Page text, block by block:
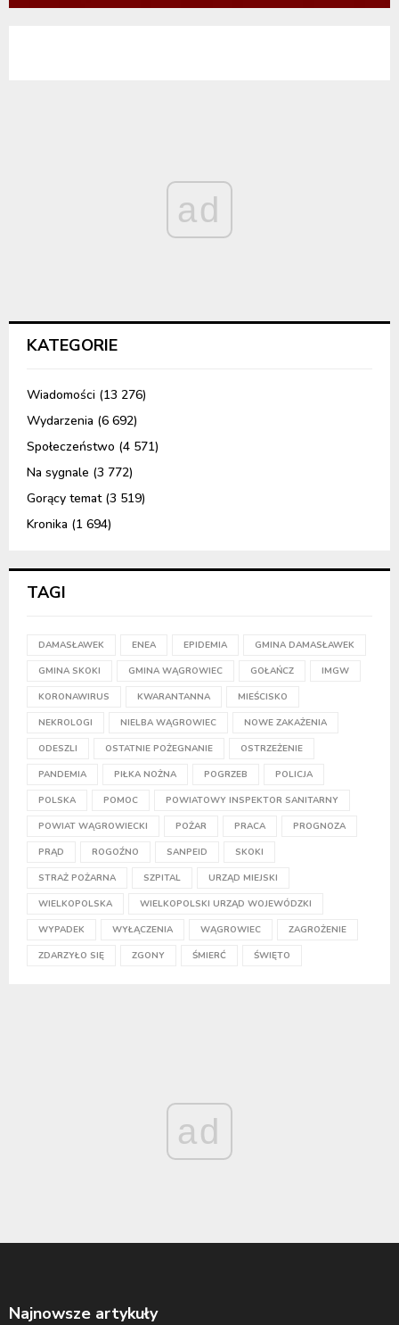
ad
KATEGORIE
Wiadomości (13 276)
Wydarzenia (6 692)
Społeczeństwo (4 571)
Na sygnale (3 772)
Gorący temat(3 519)
Kronika (1 694)
TAGI
DAMASŁAWEK ENEA EPIDEMIA GMINA DAMASŁAWEK
GMINA SKOKI GMINA WĄGROWIEC GOŁAŃCZ IMGW
KORONAWIRUS KWARANTANNA MIEŚCISKO
NEKROLOGI NIELBA WĄGROWIEC NOWE ZAKAŻENIA
ODESZLI OSTATNIE POŻEGNANIE OSTRZEŻENIE
PANDEMIA PIŁKA NOŻNA POGRZEB POLICJA
POLSKA POMOC POWIATOWY INSPEKTOR SANITARNY
POWIAT WĄGROWIECKI POŻAR PRACA PROGNOZA
PRĄD ROGOŹNO SANPEID SKOKI
STRAŻ POŻARNA SZPITAL URZĄD MIEJSKI
WIELKOPOLSKA WIELKOPOLSKI URZĄD WOJEWÓDZKI
WYPADEK WYŁĄCZENIA WĄGROWIEC ZAGROŻENIE
ZDARZYŁO SIĘ ZGONY ŚMIERĆ ŚWIĘTO
ad
Najnowsze artykuły